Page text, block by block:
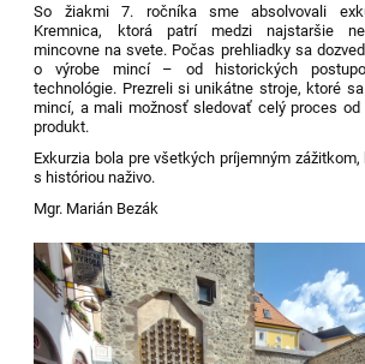
So žiakmi 7. ročníka sme absolvovali
Kremnica, ktorá patrí medzi najstaršie
mincovne na svete. Počas prehliadky sa
o výrobe mincí – od historických
technológie. Prezreli si unikátne stroje, ktoré
mincí, a mali možnosť sledovať celý proces od
produkt.
Exkurzia bola pre všetkých príjemným
s históriou naživo.
Mgr. Marián Bezák